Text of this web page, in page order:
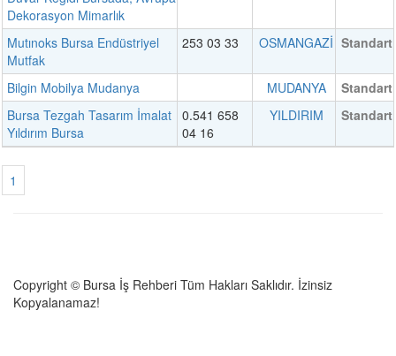
Dekorasyon Mimarlık
Mutınoks Bursa Endüstriyel
Mutfak
253 03 33 OSMANGAZİ Standart
Bilgin Mobilya Mudanya MUDANYA
Standart
Bursa Tezgah Tasarım İmalat
Yıldırım Bursa
0.541 658
04 16
YILDIRIM Standart
1
Copyright © Bursa İş Rehberi Tüm Hakları Saklıdır. İzinsiz
Kopyalanamaz!